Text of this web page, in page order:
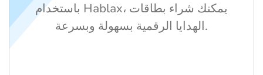
باستخدام Hablax، يمكنك شراء بطاقات
الهدايا الرقمية بسهولة وبسرعة.